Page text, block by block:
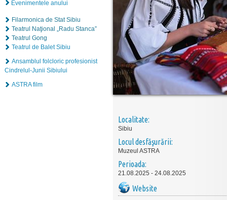
Evenimentele anului
Filarmonica de Stat Sibiu
Teatrul Naţional „Radu Stanca”
Teatrul Gong
Teatrul de Balet Sibiu
Ansamblul folcloric profesionist
Cindrelul-Junii Sibiului
ASTRA film
Localitate:
Sibiu
Locul desfăşurării:
Muzeul ASTRA
Perioada:
21.08.2025 - 24.08.2025
Website